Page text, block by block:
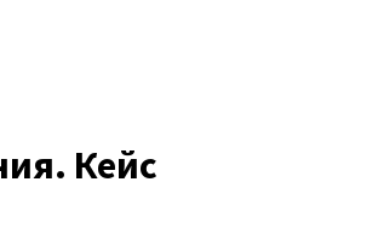
Кейс